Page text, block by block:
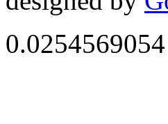
0.0254569054